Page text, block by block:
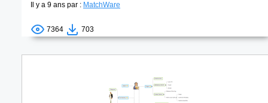
Il y a 9 ans par : MatchWare
7364 703